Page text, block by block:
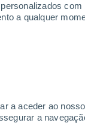
a qualquer
a aceder ao
a